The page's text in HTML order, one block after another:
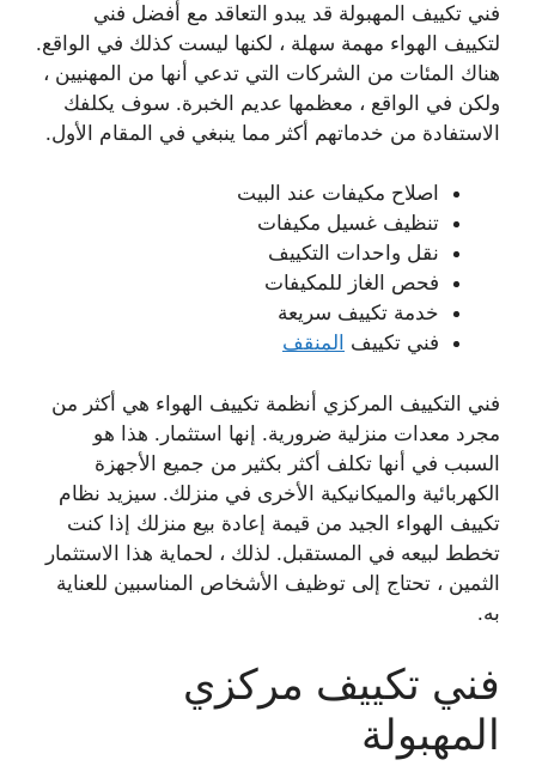
فني تكييف المهبولة قد يبدو التعاقد مع أفضل فني
لتكييف الهواء مهمة سهلة ، لكنها ليست كذلك في الواقع.
هناك المئات من الشركات التي تدعي أنها من المهنيين ،
ولكن في الواقع ، معظمها عديم الخبرة. سوف يكلفك
الاستفادة من خدماتهم أكثر مما ينبغي في المقام الأول.
اصلاح مكيفات عند البيت
تنظيف غسيل مكيفات
نقل واحدات التكييف
فحص الغاز للمكيفات
خدمة تكييف سريعة
فني تكييف المنقف
فني التكييف المركزي أنظمة تكييف الهواء هي أكثر من
مجرد معدات منزلية ضرورية. إنها استثمار. هذا هو
السبب في أنها تكلف أكثر بكثير من جميع الأجهزة
الكهربائية والميكانيكية الأخرى في منزلك. سيزيد نظام
تكييف الهواء الجيد من قيمة إعادة بيع منزلك إذا كنت
تخطط لبيعه في المستقبل. لذلك ، لحماية هذا الاستثمار
الثمين ، تحتاج إلى توظيف الأشخاص المناسبين للعناية
به.
فني تكييف مركزي
المهبولة